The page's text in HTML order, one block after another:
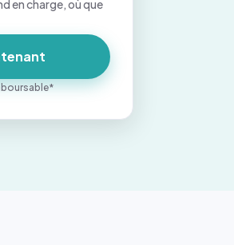
en charge, où que